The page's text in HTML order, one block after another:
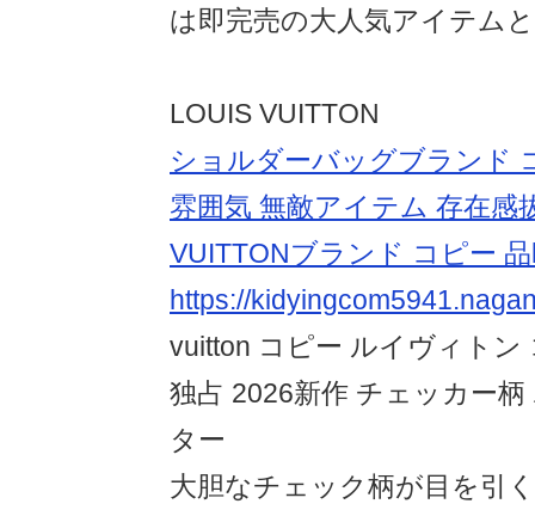
は即完売の大人気アイテム
LOUIS VUITTON
ショルダーバッグブランド
雰囲気 無敵アイテム 存在感
VUITTONブランド コピー
https://
vuitton コピー ルイヴィトン
独占 2026新作 チェッカー
ター
大胆なチェック柄が目を引